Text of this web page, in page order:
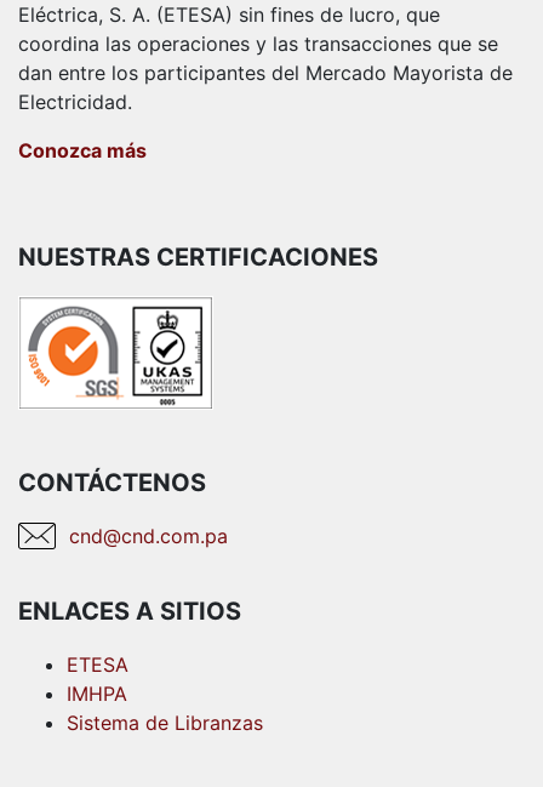
Eléctrica, S. A. (ETESA) sin fines de lucro, que
coordina las operaciones y las transacciones que se
dan entre los participantes del Mercado Mayorista de
Electricidad.
Conozca más
NUESTRAS CERTIFICACIONES
CONTÁCTENOS
cnd@cnd.com.pa
ENLACES A SITIOS
ETESA
IMHPA
Sistema de Libranzas